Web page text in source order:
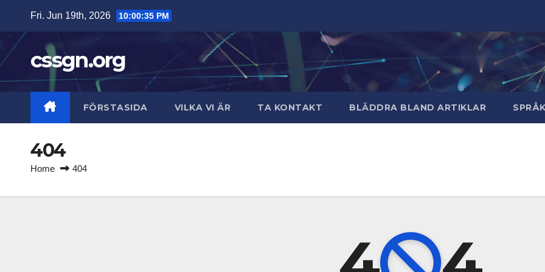
content
Fri. Jun 19th, 2026 10:00:35 PM
cssgn.org
FÖRSTASIDA VILKA VI ÄR TA KONTAKT BLÄDDRA BLAND ARTIKLAR
404
Home 404